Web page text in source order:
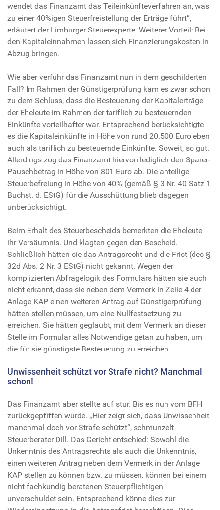
wendet das Finanzamt das Teileinkünfteverfahren an, was
zu einer 40%igen Steuerfreistellung der Erträge führt“,
erläutert der Limburger Steuerexperte. Weiterer Vorteil: Bei
den Kapitaleinnahmen lassen sich Finanzierungskosten in
Abzug bringen.
Wie aber verfuhr das Finanzamt nun in dem geschilderten
Fall? Im Rahmen der Günstigerprüfung kam es zwar schon
zu dem Schluss, dass die Besteuerung der Kapitalerträge
der Eheleute im Rahmen der tariflich zu besteuernden
Einkünfte vorteilhafter war. Entsprechend berücksichtigte
es die Kapitaleinkünfte in Höhe von rund 20.500 Euro eben
auch als tariflich zu besteuernde Einkünfte. Soweit, so gut.
Allerdings zog das Finanzamt hiervon lediglich den Sparer-
Pauschbetrag in Höhe von 801 Euro ab. Die anteilige
Steuerbefreiung in Höhe von 40% (gemäß § 3 Nr. 40 Satz 1
Buchst. d. EStG) für die Ausschüttung blieb dagegen
unberücksichtigt.
Beim Erhalt des Steuerbescheids bemerkten die Eheleute
ihr Versäumnis. Und klagten gegen den Bescheid.
Schließlich hätten sie das Antragsrecht und die Frist (des §
32d Abs. 2 Nr. 3 EStG) nicht gekannt. Wegen der
komplizierten Abfragelogik des Formulars hätten sie auch
nicht erkannt, dass sie neben dem Vermerk in Zeile 4 der
Anlage KAP einen weiteren Antrag auf Günstigerprüfung
hätten stellen müssen, um eine Nullfestsetzung zu
erreichen. Sie hätten geglaubt, mit dem Vermerk an dieser
Stelle im Formular alles Notwendige getan zu haben, um
die für sie günstigste Besteuerung zu erreichen.
Unwissenheit schützt vor Strafe nicht? Manchmal
schon!
Das Finanzamt aber stellte auf stur. Bis es nun vom BFH
zurückgepfiffen wurde. „Hier zeigt sich, dass Unwissenheit
manchmal doch vor Strafe schützt“, schmunzelt
Steuerberater Dill. Das Gericht entschied: Sowohl die
Unkenntnis des Antragsrechts als auch die Unkenntnis,
einen weiteren Antrag neben dem Vermerk in der Anlage
KAP stellen zu können bzw. zu müssen, können bei einem
nicht fachkundig beratenen Steuerpflichtigen
unverschuldet sein. Entsprechend könne dies zur